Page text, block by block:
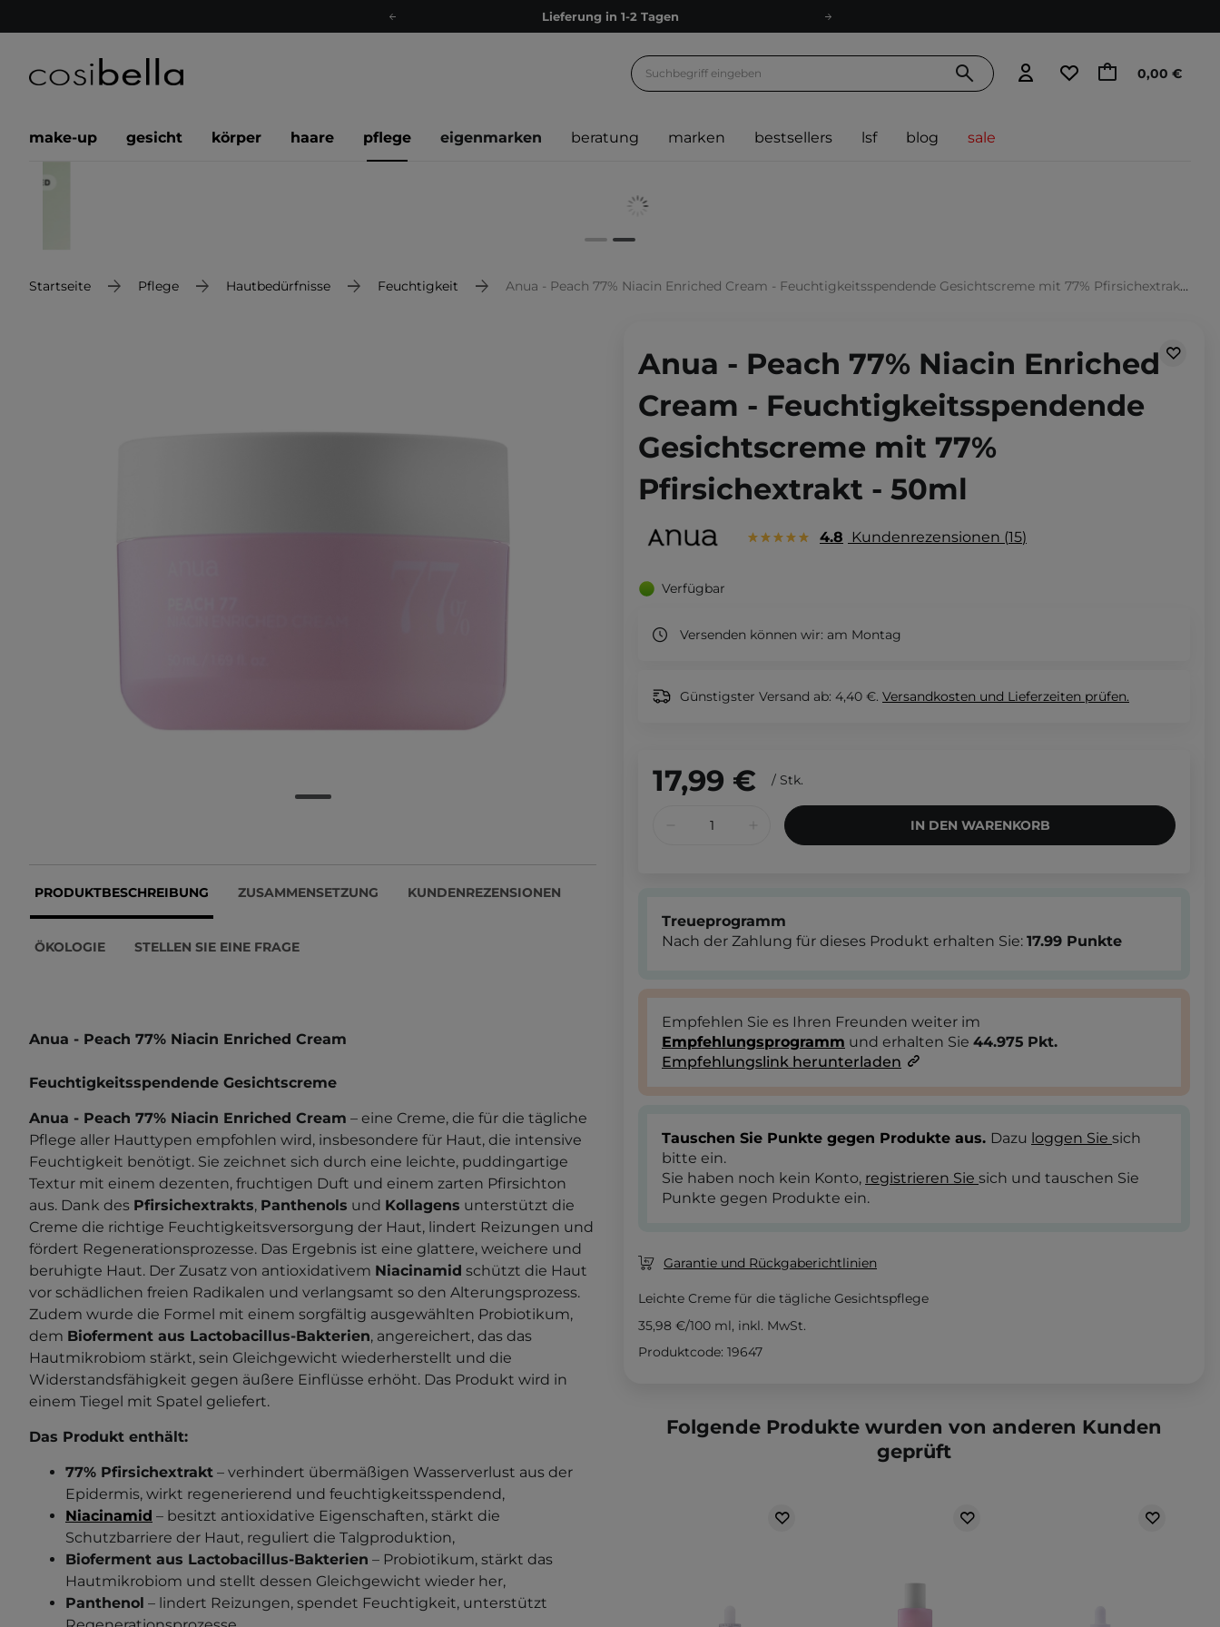
Lieferung in 1-2 Tagen
Kostenloser Versand ab 60 €
Versand nach Deutschland und Österreich
Empfehle uns weiter und sammle noch mehr Punkte
0,00 €
make-up gesicht körper haare pflege eigenmarken beratung marken bestsellers lsf blog sale
Startseite Pflege Hautbedürfnisse Feuchtigkeit Anua - Peach 77% Niacin Enriched Cream - Feuchtigkeitsspendende Gesichtscreme mit 77% Pfirsichextrakt - 50ml
PRODUKTBESCHREIBUNG ZUSAMMENSETZUNG KUNDENREZENSIONEN
ÖKOLOGIE STELLEN SIE EINE FRAGE
Anua - Peach 77% Niacin Enriched Cream
Feuchtigkeitsspendende Gesichtscreme
Anua - Peach 77% Niacin Enriched Cream – eine Creme, die für die tägliche
Pflege aller Hauttypen empfohlen wird, insbesondere für Haut, die intensive
Feuchtigkeit benötigt. Sie zeichnet sich durch eine leichte, puddingartige
Textur mit einem dezenten, fruchtigen Duft und einem zarten Pfirsichton
aus. Dank des Pfirsichextrakts, Panthenols und Kollagens unterstützt die
Creme die richtige Feuchtigkeitsversorgung der Haut, lindert Reizungen und
fördert Regenerationsprozesse. Das Ergebnis ist eine glattere, weichere und
beruhigte Haut. Der Zusatz von antioxidativem Niacinamid schützt die Haut
vor schädlichen freien Radikalen und verlangsamt so den Alterungsprozess.
Zudem wurde die Formel mit einem sorgfältig ausgewählten Probiotikum,
dem Bioferment aus Lactobacillus-Bakterien, angereichert, das das
Hautmikrobiom stärkt, sein Gleichgewicht wiederherstellt und die
Widerstandsfähigkeit gegen äußere Einflüsse erhöht. Das Produkt wird in
einem Tiegel mit Spatel geliefert.
Das Produkt enthält:
77% Pfirsichextrakt – verhindert übermäßigen Wasserverlust aus der
Epidermis, wirkt regenerierend und feuchtigkeitsspendend,
Niacinamid – besitzt antioxidative Eigenschaften, stärkt die
Schutzbarriere der Haut, reguliert die Talgproduktion,
Bioferment aus Lactobacillus-Bakterien – Probiotikum, stärkt das
Hautmikrobiom und stellt dessen Gleichgewicht wieder her,
Panthenol – lindert Reizungen, spendet Feuchtigkeit, unterstützt
Anua - Peach 77% Niacin Enriched
Cream - Feuchtigkeitsspendende
Gesichtscreme mit 77%
Pfirsichextrakt - 50ml
4.8 Kundenrezensionen 15
Verfügbar
Versenden können wir: am Montag
Günstigster Versand ab: 4,40 €. Versandkosten und Lieferzeiten prüfen.
17,99 € / Stk.
IN DEN WARENKORB
Treueprogramm
Nach der Zahlung für dieses Produkt erhalten Sie: 17.99 Punkte
Empfehlen Sie es Ihren Freunden weiter im
Empfehlungsprogramm und erhalten Sie 44.975 Pkt.
Empfehlungslink herunterladen
Tauschen Sie Punkte gegen Produkte aus. Dazu loggen Sie sich
bitte ein.
Sie haben noch kein Konto, registrieren Sie sich und tauschen Sie
Punkte gegen Produkte ein.
Garantie und Rückgaberichtlinien
Leichte Creme für die tägliche Gesichtspflege
35,98 €/100 ml, inkl. MwSt.
Produktcode: 19647
Folgende Produkte wurden von anderen Kunden
geprüft